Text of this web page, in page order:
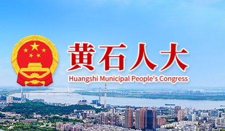
黄石市人民代表大会常务委员会公告
关于征集立法工作规划（2027年—2031
关于征求《黄石市停车场建设管理条例